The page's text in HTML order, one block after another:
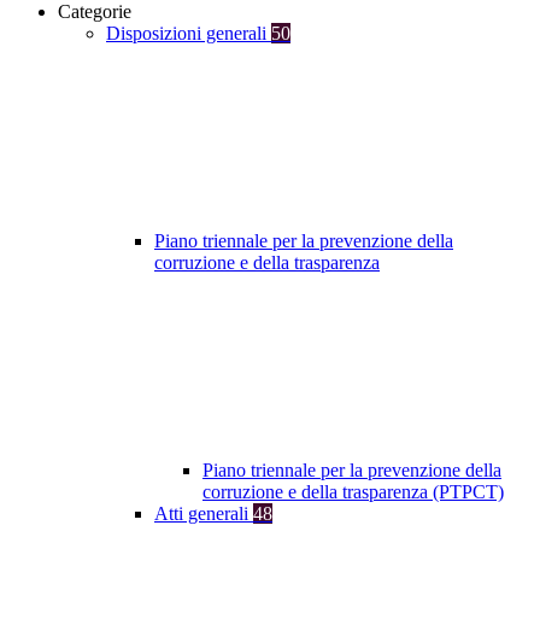
Categorie
Disposizioni generali 50
Piano triennale per la prevenzione della
corruzione e della trasparenza
Piano triennale per la prevenzione della
corruzione e della trasparenza (PTPCT)
Atti generali 48